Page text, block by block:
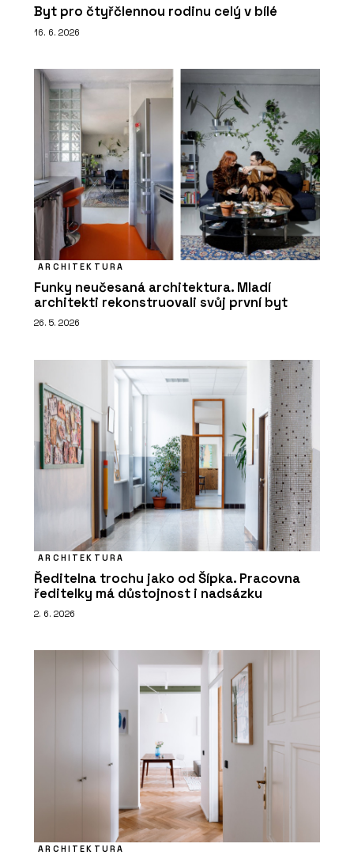
Byt pro čtyřčlennou rodinu celý v bílé
16. 6. 2026
ARCHITEKTURA
Funky neučesaná architektura. Mladí
architekti rekonstruovali svůj první byt
26. 5. 2026
ARCHITEKTURA
Ředitelna trochu jako od Šípka. Pracovna
ředitelky má důstojnost i nadsázku
2. 6. 2026
ARCHITEKTURA